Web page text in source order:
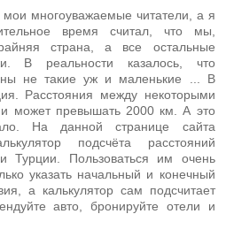
многоуважаемые читатели, а я
время считал, что мы,
страна, а все остальные
В реальности казалось, что
не такие уж и маленькие ... В
Расстояния между некоторыми
может превышать 2000 км. А это
На данной странице сайта
подсчёта расстояний
Турции. Пользоваться им очень
указать начальный и конечный
а калькулятор сам подсчитает
авто, бронируйте отели и